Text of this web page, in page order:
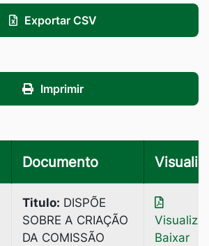
Exportar CSV
Imprimir
Documento
Titulo: DISPÕE
SOBRE A CRIAÇÃO
DA COMISSÃO
Baixar